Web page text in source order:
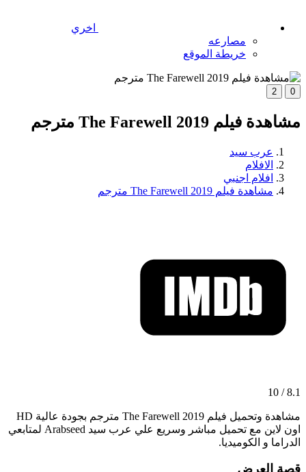
اخري
مصارعه
خريطة الموقع
0
2
مشاهدة فيلم The Farewell 2019 مترجم
عرب سيد
الافلام
افلام اجنبي
مشاهدة فيلم The Farewell 2019 مترجم
8.1 / 10
مشاهدة وتحميل فيلم The Farewell 2019 مترجم بجودة عالية HD
اون لاين مع تحميل مباشر وسريع علي عرب سيد Arabseed لمتابعي
الدراما و الكوميديا.
قصة العرض